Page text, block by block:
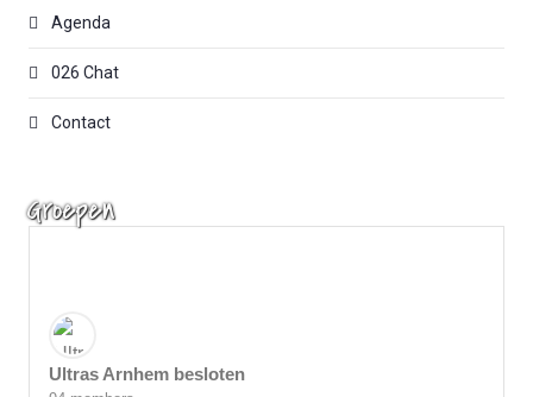
Agenda
026 Chat
Contact
Groepen
Ultras Arnhem besloten